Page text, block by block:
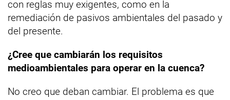
con reglas muy exigentes, como en la
remediación de pasivos ambientales del pasado y
del presente.
¿Cree que cambiarán los requisitos
medioambientales para operar en la cuenca?
No creo que deban cambiar. El problema es que